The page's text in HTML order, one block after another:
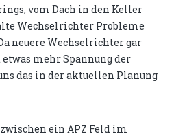
vom Dach in den Keller
Wechselrichter Probleme
neuere Wechselrichter gar
mehr Spannung der
das in der aktuellen Planung
ein APZ Feld im